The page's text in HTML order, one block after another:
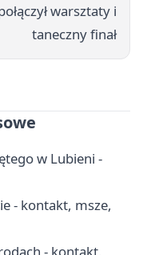
warsztaty i
taneczny finał
w Lubieni -
- kontakt, msze,
- kontakt,